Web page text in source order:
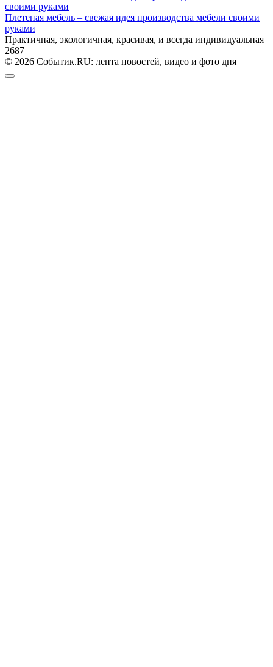
Плетеная мебель – свежая идея производства мебели своими
руками
Практичная, экологичная, красивая, и всегда индивидуальная
2687
© 2026 Событик.RU: лента новостей, видео и фото дня